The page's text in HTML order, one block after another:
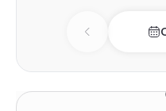
Previous day